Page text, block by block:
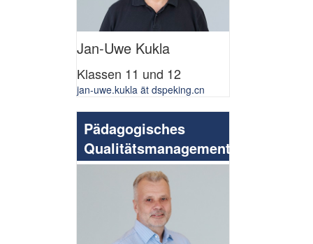
Jan-Uwe Kukla
Klassen 11 und 12
jan-uwe.kukla ät dspeking.cn
Pädagogisches
Qualitätsmanagement